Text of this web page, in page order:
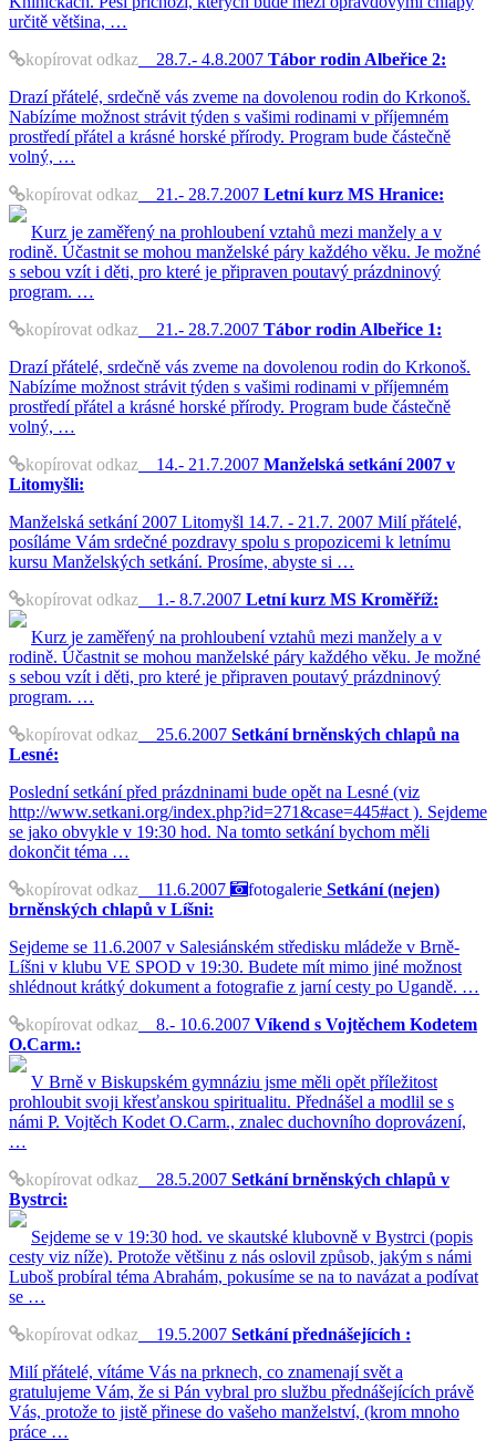
určitě většina, …
kopírovat odkaz 28.7.- 4.8.2007 Tábor rodin Albeřice 2:
Drazí přátelé, srdečně vás zveme na dovolenou rodin do Krkonoš.
Nabízíme možnost strávit týden s vašimi rodinami v příjemném
prostředí přátel a krásné horské přírody. Program bude částečně
volný, …
kopírovat odkaz 21.- 28.7.2007 Letní kurz MS Hranice:
Kurz je zaměřený na prohloubení vztahů mezi manžely a v
rodině. Účastnit se mohou manželské páry každého věku. Je možné
s sebou vzít i děti, pro které je připraven poutavý prázdninový
program. …
kopírovat odkaz 21.- 28.7.2007 Tábor rodin Albeřice 1:
Drazí přátelé, srdečně vás zveme na dovolenou rodin do Krkonoš.
Nabízíme možnost strávit týden s vašimi rodinami v příjemném
prostředí přátel a krásné horské přírody. Program bude částečně
volný, …
kopírovat odkaz 14.- 21.7.2007 Manželská setkání 2007 v
Litomyšli:
Manželská setkání 2007 Litomyšl 14.7. - 21.7. 2007 Milí přátelé,
posíláme Vám srdečné pozdravy spolu s propozicemi k letnímu
kursu Manželských setkání. Prosíme, abyste si …
kopírovat odkaz 1.- 8.7.2007 Letní kurz MS Kroměříž:
Kurz je zaměřený na prohloubení vztahů mezi manžely a v
rodině. Účastnit se mohou manželské páry každého věku. Je možné
s sebou vzít i děti, pro které je připraven poutavý prázdninový
program. …
kopírovat odkaz 25.6.2007 Setkání brněnských chlapů na
Lesné:
Poslední setkání před prázdninami bude opět na Lesné (viz
http://www.setkani.org/index.php?id=271&case=445#act ). Sejdeme
se jako obvykle v 19:30 hod. Na tomto setkání bychom měli
dokončit téma …
kopírovat odkaz 11.6.2007 fotogalerie Setkání (nejen)
brněnských chlapů v Líšni:
Sejdeme se 11.6.2007 v Salesiánském středisku mládeže v Brně-
Líšni v klubu VE SPOD v 19:30. Budete mít mimo jiné možnost
shlédnout krátký dokument a fotografie z jarní cesty po Ugandě. …
kopírovat odkaz 8.- 10.6.2007 Víkend s Vojtěchem Kodetem
O.Carm.:
V Brně v Biskupském gymnáziu jsme měli opět příležitost
prohloubit svoji křesťanskou spiritualitu. Přednášel a modlil se s
námi P. Vojtěch Kodet O.Carm., znalec duchovního doprovázení,
…
kopírovat odkaz 28.5.2007 Setkání brněnských chlapů v
Bystrci:
Sejdeme se v 19:30 hod. ve skautské klubovně v Bystrci (popis
cesty viz níže). Protože většinu z nás oslovil způsob, jakým s námi
Luboš probíral téma Abrahám, pokusíme se na to navázat a podívat
se …
kopírovat odkaz 19.5.2007 Setkání přednášejících :
Milí přátelé, vítáme Vás na prknech, co znamenají svět a
gratulujeme Vám, že si Pán vybral pro službu přednášejících právě
Vás, protože to jistě přinese do vašeho manželství, (krom mnoho
práce …